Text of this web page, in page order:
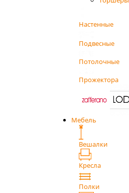
Настенные
Подвесные
Потолочные
Прожектора
Мебель
Вешалки
Кресла
Полки